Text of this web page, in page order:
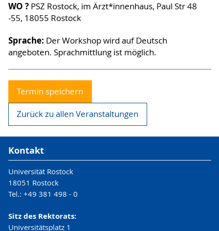
WO ?PSZ Rostock, im Ärzt*innenhaus, Paul Str 48
-55, 18055 Rostock
Sprache: Der Workshop wird auf Deutsch
angeboten. Sprachmittlung ist möglich.
Termin speichern
Zurück zu allen Veranstaltungen
Kontakt
Universität Rostock
18051 Rostock
Tel.: +49 381 498 - 0
Sitz des Rektorats:
Universitätsplatz 1